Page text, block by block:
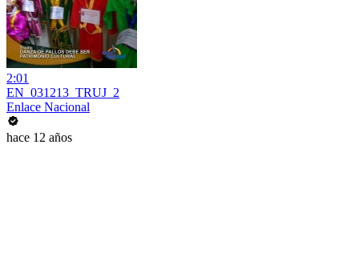
2:01
EN_031213_TRUJ_2
Enlace Nacional
hace 12 años